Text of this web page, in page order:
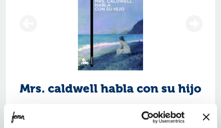
Mrs. caldwell habla con su hijo
Ref.
ISBN: